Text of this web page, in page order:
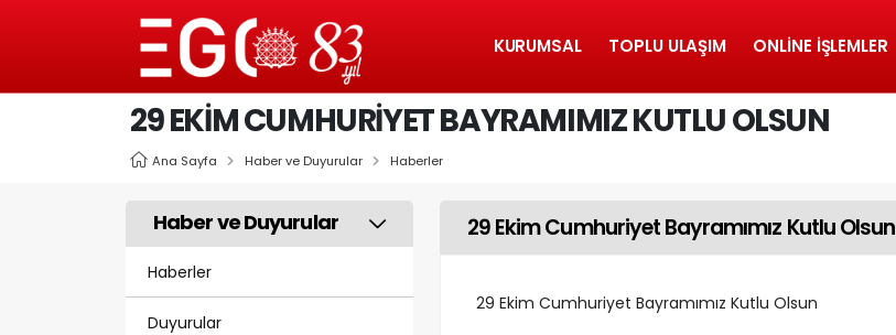
KURUMSAL TOPLU ULAŞIM ONLINE İŞLEMLER
29 EKIM CUMHURIYET BAYRAMIMIZ KUTLU OLSUN
Ana Sayfa Haber ve Duyurular Haberler
Haber ve Duyurular
Haberler
Duyurular
29 Ekim Cumhuriyet Bayramımız Kutlu Olsun
29 Ekim Cumhuriyet Bayramımız Kutlu Olsun